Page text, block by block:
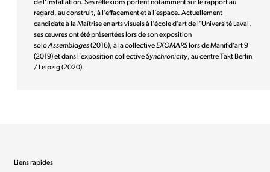
de l’installation. Ses réflexions portent notamment sur le rapport au
regard, au construit, à l’effacement et à l’espace. Actuellement
candidate à la Maîtrise en arts visuels à l’école d’art de l’Université Laval,
ses œuvres ont été présentées lors de son exposition
soloAssemblages(2016), à la collectiveEXOMARSlors de Manif d’art 9
(2019) et dans l’exposition collectiveSynchronicity, au centre Takt Berlin
/ Leipzig (2020).
Liens rapides